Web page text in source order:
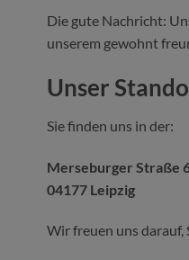
Die gute Nachricht:
unserem gewohnt
Unser
Sie finden uns in der:
Merseburger Straße
04177 Leipzig
Wir freuen uns